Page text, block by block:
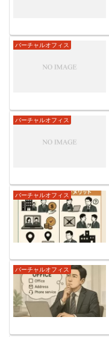
バーチャルオフィス
バーチャルオフィス
バーチャルオフィス
バーチャルオフィス